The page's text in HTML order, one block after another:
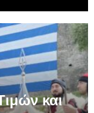
και